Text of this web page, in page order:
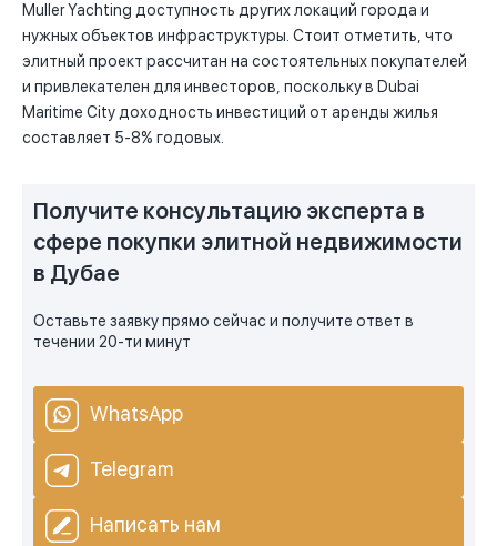
Muller Yachting доступность других локаций города и
нужных объектов инфраструктуры. Стоит отметить, что
элитный проект рассчитан на состоятельных покупателей
и привлекателен для инвесторов, поскольку в Dubai
Maritime City доходность инвестиций от аренды жилья
составляет 5-8% годовых.
Получите консультацию эксперта в
сфере покупки элитной недвижимости
в Дубае
Оставьте заявку прямо сейчас и получите ответ в
течении 20-ти минут
WhatsApp
Telegram
Написать нам